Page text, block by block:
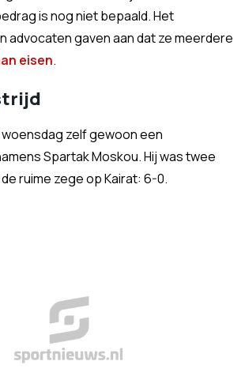
is nog niet bepaald. Het
advocaten gaven aan dat ze meerdere
eisen.
zelf gewoon een
Spartak Moskou. Hij was twee
ruime zege op Kairat: 6-0.